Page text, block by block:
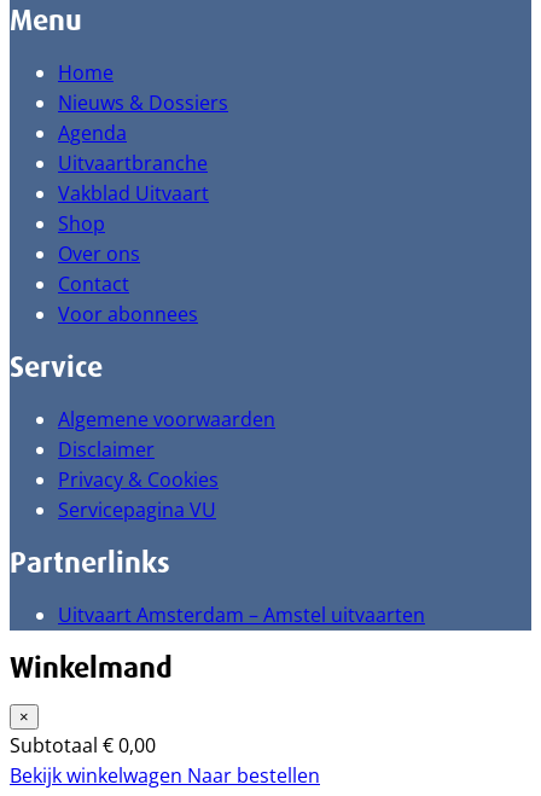
Menu
Home
Nieuws & Dossiers
Agenda
Uitvaartbranche
Vakblad Uitvaart
Shop
Over ons
Contact
Voor abonnees
Service
Algemene voorwaarden
Disclaimer
Privacy & Cookies
Servicepagina VU
Partnerlinks
Uitvaart Amsterdam – Amstel uitvaarten
Winkelmand
×
Subtotaal €0,00
Bekijk winkelwagen Naar bestellen